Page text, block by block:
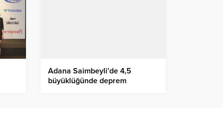
Adana Saimbeyli’de 4,5
büyüklüğünde deprem